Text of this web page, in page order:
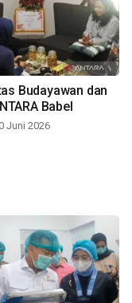
Budayawan dan
Babel
Juni 2026